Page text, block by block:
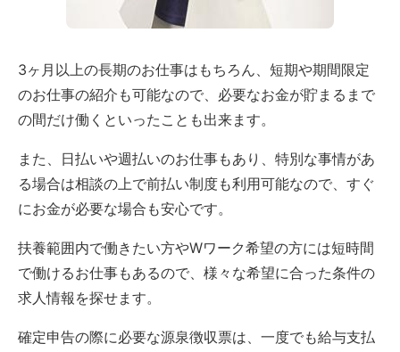
3ヶ月以上の長期のお仕事はもちろん、短期や期間限定
のお仕事の紹介も可能なので、必要なお金が貯まるまで
の間だけ働くといったことも出来ます。
また、日払いや週払いのお仕事もあり、特別な事情があ
る場合は相談の上で前払い制度も利用可能なので、すぐ
にお金が必要な場合も安心です。
扶養範囲内で働きたい方やWワーク希望の方には短時間
で働けるお仕事もあるので、様々な希望に合った条件の
求人情報を探せます。
確定申告の際に必要な源泉徴収票は、一度でも給与支払